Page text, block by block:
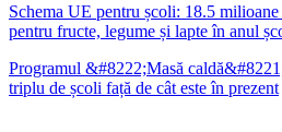
Schema UE pentru școli: 18.5
pentru fructe, legume și lapte în anul
Programul &#8222;Masă
triplu de școli față de cât este în prezent